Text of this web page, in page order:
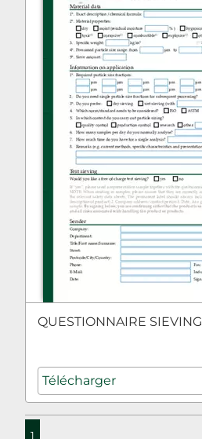
QUESTIONNAIRE SIEVING
Télécharger
1